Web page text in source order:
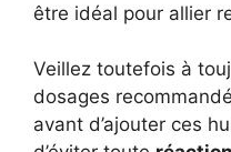
être idéal pour allier
Veillez toutefois à
dosages
avant d’ajouter ces